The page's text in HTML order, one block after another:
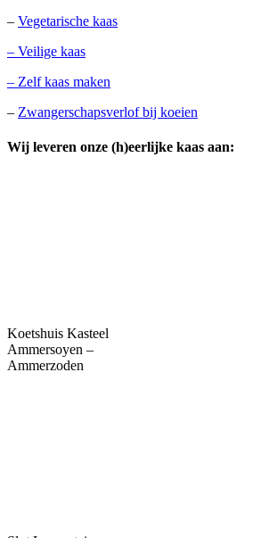
– Vegetarische kaas
– Veilige kaas
– Zelf kaas maken
– Zwangerschapsverlof bij koeien
Wij leveren onze (h)eerlijke kaas aan:
Koetshuis Kasteel
Ammersoyen –
Ammerzoden